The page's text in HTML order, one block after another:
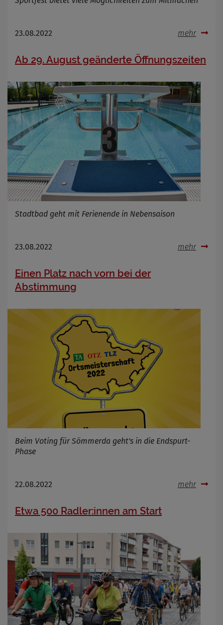
23.08.2022 mehr
Ab 29. August geänderte Öffnungszeiten
Stadtbad geht mit Ferienende in Nebensaison
23.08.2022 mehr
Einen Platz nach vorn bei der
Abstimmung
Beim Voting für Sömmerda geht's in die Endspurt-
Phase
22.08.2022 mehr
Etwa 500 Radler:innen am Start